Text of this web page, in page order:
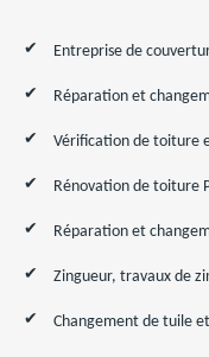
Entreprise de
Réparation et
Vérification de toiture
Rénovation de toiture
Réparation et
Zingueur, travaux de
Changement de tuile